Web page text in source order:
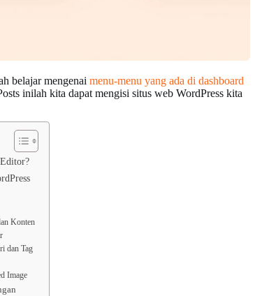
belajar mengenai menu-menu yang ada di dashboard
inilah kita dapat mengisi situs web WordPress kita
Konten
dan Tag
Image